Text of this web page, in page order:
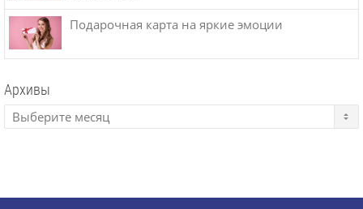
Подарочная карта на яркие эмоции
Архивы